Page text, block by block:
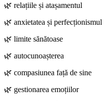
🌿 relațiile și atașamentul
🌿 anxietatea și perfecționismul
🌿 limite sănătoase
🌿 autocunoașterea
🌿 compasiunea față de sine
🌿 gestionarea emoțiilor